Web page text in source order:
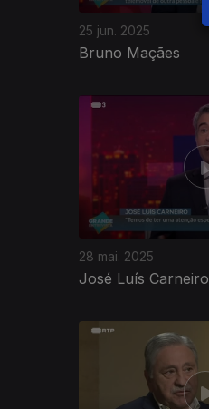
25 jun. 2025
Bruno Maçães
28 mai. 2025
José Luís Carneiro
842472